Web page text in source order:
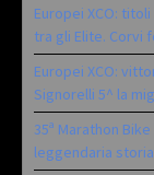
Europei XCO:
tra gli Elite. Corvi
Europei XCO:
Signorelli 5^ la
35ª Marathon
leggendaria storia